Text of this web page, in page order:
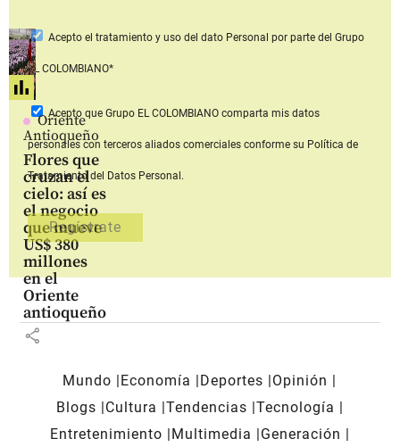
Oriente
Antioqueño
Flores que
cruzan el
cielo: así es
el negocio
que mueve
US$ 380
millones
en el
Oriente
antioqueño
share
Acepto el tratamiento y uso del dato Personal por parte del Grupo
EL COLOMBIANO*
Acepto que Grupo EL COLOMBIANOcomparta mis datos
personales con terceros aliados comerciales conforme su Política de
Tratamiento del Datos Personal.
Mundo Economía Deportes
Opinión
Blogs
Cultura Tendencias Tecnología
Entretenimiento
Multimedia Generación